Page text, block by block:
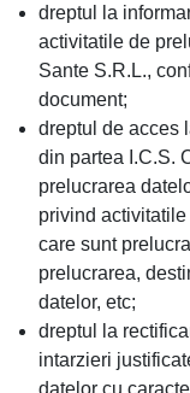
dreptul la
activitatile de
Sante S.R.L.,
document;
dreptul de acces
din partea I.C.S.
prelucrarea
privind
care sunt
prelucrarea,
datelor, etc;
dreptul la
intarzieri
datelor cu